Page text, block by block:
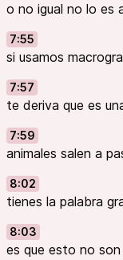
o no igual no lo es
7:55
si usamos
7:57
te deriva que es
7:59
animales salen a
8:02
tienes la palabra
8:03
es que esto no